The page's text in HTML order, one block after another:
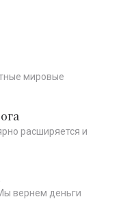
мировые
расширяется и
вернем деньги